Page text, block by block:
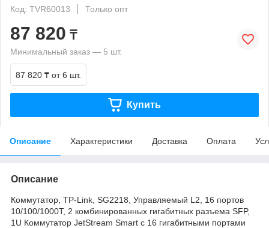
Код: TVR60013
Только опт
87 820 ₸
Минимальный заказ — 5 шт.
87 820 ₸ от 6 шт.
Купить
Описание Характеристики Доставка Оплата
Описание
Коммутатор, TP-Link, SG2218, Управляемый L2, 16 портов
10/100/1000T, 2 комбинированных гигабитных разъема SFP,
1U Коммутатор JetStream Smart с 16 гигабитными портами